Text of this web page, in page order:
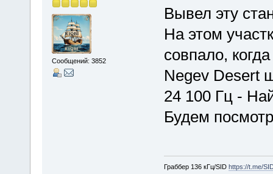
Сообщений: 3852
Вывел эту
На этом
совпало,
Negev Desert
24 100 Гц -
Будем
Граббер 136 кГц/SID https://t.me/